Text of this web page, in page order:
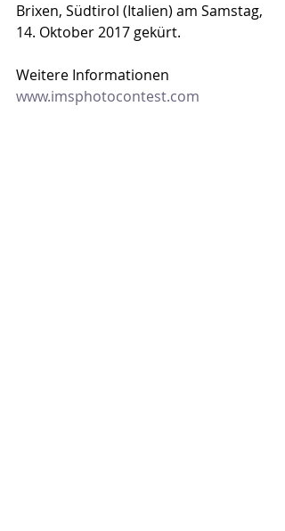
Brixen, Südtirol (Italien) am Samstag,
14. Oktober 2017 gekürt.
Weitere Informationen
www.imsphotocontest.com